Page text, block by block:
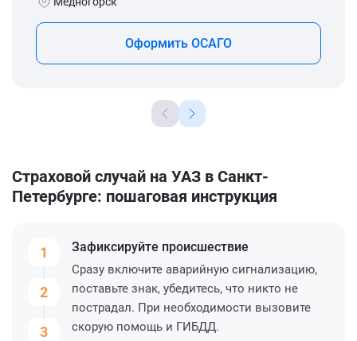
Оформить ОСАГО
Страховой случай на УАЗ в Санкт-
Петербурге: пошаговая инструкция
1
2
3
Зафиксируйте происшествие
Сразу включите аварийную сигнализацию,
поставьте знак, убедитесь, что никто не
пострадал. При необходимости вызовите
скорую помощь и ГИБДД.